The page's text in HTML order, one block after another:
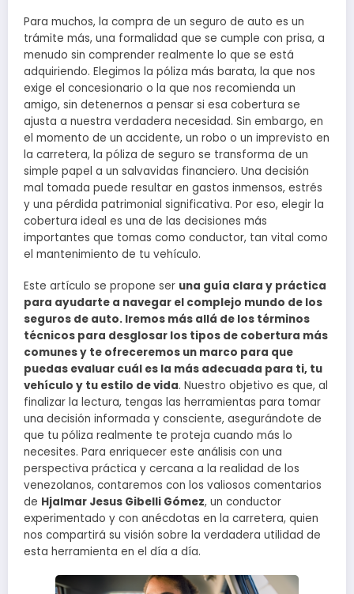
Para muchos, la compra de un seguro de auto es un
trámite más, una formalidad que se cumple con prisa, a
menudo sin comprender realmente lo que se está
adquiriendo. Elegimos la póliza más barata, la que nos
exige el concesionario o la que nos recomienda un
amigo, sin detenernos a pensar si esa cobertura se
ajusta a nuestra verdadera necesidad. Sin embargo, en
el momento de un accidente, un robo o un imprevisto en
la carretera, la póliza de seguro se transforma de un
simple papel a un salvavidas financiero. Una decisión
mal tomada puede resultar en gastos inmensos, estrés
y una pérdida patrimonial significativa. Por eso, elegir la
cobertura ideal es una de las decisiones más
importantes que tomas como conductor, tan vital como
el mantenimiento de tu vehículo.
Este artículo se propone ser una guía clara y práctica
para ayudarte a navegar el complejo mundo de los
seguros de auto. Iremos más allá de los términos
técnicos para desglosar los tipos de cobertura más
comunes y te ofreceremos un marco para que
puedas evaluar cuál es la más adecuada para ti, tu
vehículo y tu estilo de vida. Nuestro objetivo es que, al
finalizar la lectura, tengas las herramientas para tomar
una decisión informada y consciente, asegurándote de
que tu póliza realmente te proteja cuando más lo
necesites. Para enriquecer este análisis con una
perspectiva práctica y cercana a la realidad de los
venezolanos, contaremos con los valiosos comentarios
de Hjalmar Jesus Gibelli Gómez, un conductor
experimentado y con anécdotas en la carretera, quien
nos compartirá su visión sobre la verdadera utilidad de
esta herramienta en el día a día.